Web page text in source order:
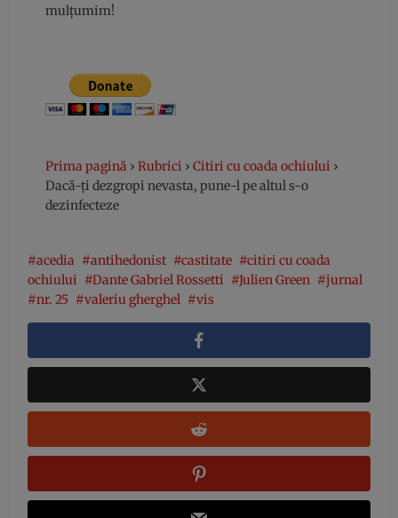
mulțumim!
Prima pagină › Rubrici › Citiri cu coada ochiului ›
Dacă-ți dezgropi nevasta, pune-l pe altul s-o
dezinfecteze
acedia antihedonist castitate
citiri cu coada
ochiului
Dante Gabriel Rossetti Julien Green
jurnal
nr. 25
valeriu gherghel vis